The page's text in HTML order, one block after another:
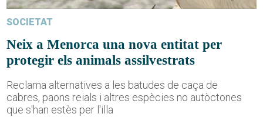
SOCIETAT
Neix a Menorca una nova entitat per
protegir els animals assilvestrats
Reclama alternatives a les batudes de caça de
cabres, paons reials i altres espècies no autòctones
que s'han estès per l'illa